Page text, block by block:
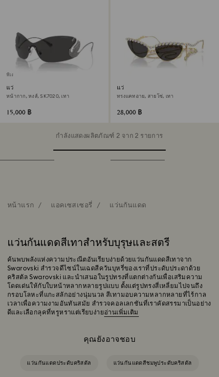
พิเศษเฉพาะออนไลน์
แว่นกันแดด
หน้ากาก, หงส์, SK7020, เทา
15,000 ฿
แว่นกันแดด
ทรงแคทอาย, สายโซ่, เทา
28,000 ฿
กำลังแสดงผลิตภัณฑ์ 2 จาก 2 รายการ
หน้าแรก แอคเซสเซอรี่ แว่นกันแดด
แว่นกันแดดสีเทาสำหรับบุรุษและสตรี
ค้นพบพลังแห่งความประณีตอันเรียบง่ายด้วยแว่นกันแดดสีเทาจาก
Swarovski สำรวจดีไซน์ในเฉดสีควันบุหรี่ของเราที่ประดับประดาด้วย
คริสตัล Swarovski และนำเสนอในรูปทรงที่แตกต่างกันเพื่อเสริมความ
โดดเด่นให้กับใบหน้าหลากหลายรูปแบบ ตั้งแต่รูปทรงสี่เหลี่ยมไปจนถึง
กรอบโลหะที่แกะสลักอย่างนุ่มนวล สีเทามอบความหลากหลายที่ไร้กาล
เวลาเพื่อความงามอันทันสมัย สำรวจคอลเลกชันที่เราคัดสรรมาเป็นอย่าง
ดีและเลือกลุคที่หรูหราแต่เรียบง่ายอ่านเพิ่มเติม
คุณยังอาจชอบ
แว่นกันแดดประดับคริสตัล แว่นกันแดดสีชมพูประดับคริสตัล